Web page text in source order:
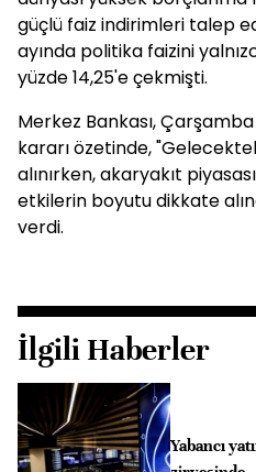
güçlü faiz indirimleri talep
ayında politika faizini
yüzde 14,25'e çekmişti.
Merkez Bankası, Çarşamba
kararı özetinde,
alınırken, akaryakıt
etkilerin boyutu dikkate
verdi.
İlgili Haberler
Yabancı